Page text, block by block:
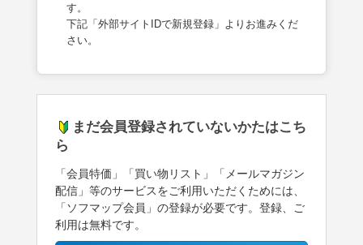
す。
下記「外部サイトIDで新規登録」よりお進みくだ
さい。
まだ会員登録されていないかたはこち
ら
「会員特価」「買い物リスト」「メールマガジン
配信」等のサービスをご利用いただくためには、
「ソフマップ会員」の登録が必要です。登録、ご
利用は無料です。